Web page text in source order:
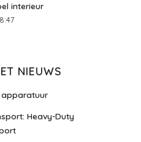
interieur
NIEUWS
apparatuur
Heavy-Duty